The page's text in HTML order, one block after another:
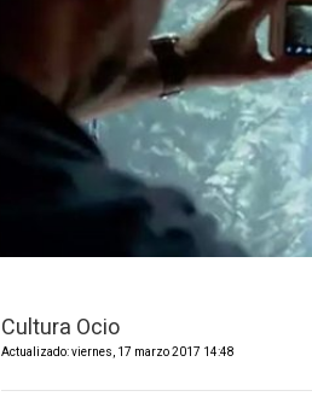
Cultura Ocio
Actualizado: viernes, 17 marzo 2017 14:48